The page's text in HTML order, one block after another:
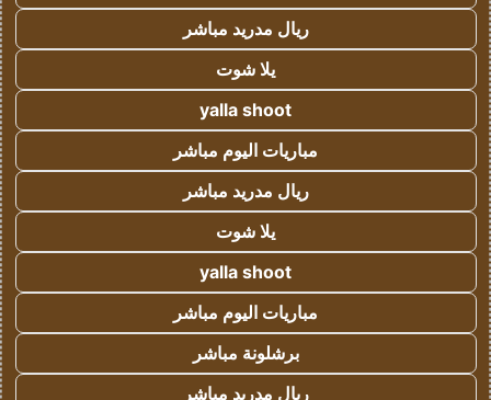
ريال مدريد مباشر
يلا شوت
yalla shoot
مباريات اليوم مباشر
ريال مدريد مباشر
يلا شوت
yalla shoot
مباريات اليوم مباشر
برشلونة مباشر
ريال مدريد مباشر